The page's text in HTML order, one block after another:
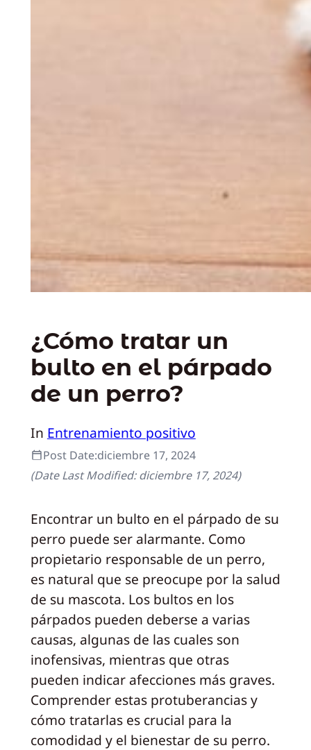
¿Cómo tratar un
bulto en el párpado
de un perro?
In Entrenamiento positivo
Post Date:diciembre 17, 2024
(Date Last Modified:diciembre 17, 2024)
Encontrar un bulto en el párpado de su
perro puede ser alarmante. Como
propietario responsable de un perro,
es natural que se preocupe por la salud
de su mascota. Los bultos en los
párpados pueden deberse a varias
causas, algunas de las cuales son
inofensivas, mientras que otras
pueden indicar afecciones más graves.
Comprender estas protuberancias y
cómo tratarlas es crucial para la
comodidad y el bienestar de su perro.